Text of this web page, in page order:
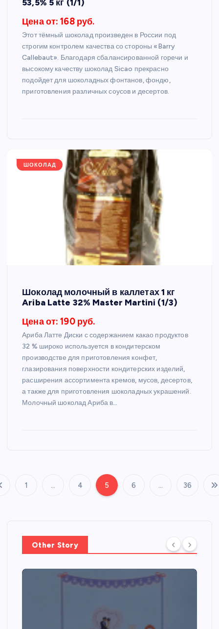
Цена от: 168 руб.
Этот тёмный шоколад произведен в России под
строгим контролем качества со стороны «Barry
Callebaut». Благодаря сбалансированной горечи и
высокому качеству шоколад Sicao прекрасно
подойдет для шоколадных фонтанов, фондю,
приготовления различных соусов и десертов.
ШОКОЛАД
Шоколад молочный в каллетах 1 кг
Ariba Latte 32% Master Martini (1/3)
Цена от: 190 руб.
Ариба Латте Диски с содержанием какао продуктов
32 % широко используется в кондитерском
производстве для приготовления конфет,
глазирования поверхности кондитерских изделий,
расширения ассортимента кремов, мусов, десертов,
а также для приготовления шоколадных украшений.
Молочный шоколад Ариба в…
П
и
н
а
1 … 4 5 6 … 36
Other Story